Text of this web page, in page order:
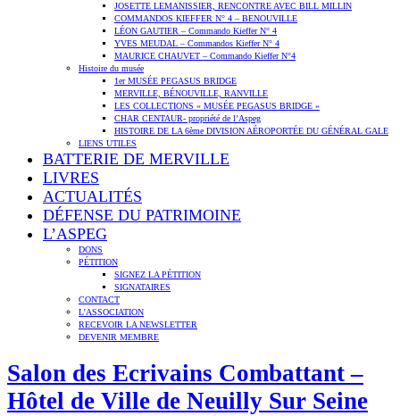
JOSETTE LEMANISSIER, RENCONTRE AVEC BILL MILLIN
COMMANDOS KIEFFER N° 4 – BENOUVILLE
LÉON GAUTIER – Commando Kieffer N° 4
YVES MEUDAL – Commandos Kieffer N° 4
MAURICE CHAUVET – Commando Kieffer N°4
Histoire du musée
1er MUSÉE PEGASUS BRIDGE
MERVILLE, BÉNOUVILLE, RANVILLE
LES COLLECTIONS « MUSÉE PEGASUS BRIDGE »
CHAR CENTAUR- propriété de l’Aspeg
HISTOIRE DE LA 6ème DIVISION AÉROPORTÉE DU GÉNÉRAL GALE
LIENS UTILES
BATTERIE DE MERVILLE
LIVRES
ACTUALITÉS
DÉFENSE DU PATRIMOINE
L’ASPEG
DONS
PÉTITION
SIGNEZ LA PÉTITION
SIGNATAIRES
CONTACT
L’ASSOCIATION
RECEVOIR LA NEWSLETTER
DEVENIR MEMBRE
Salon des Ecrivains Combattant –
Hôtel de Ville de Neuilly Sur Seine